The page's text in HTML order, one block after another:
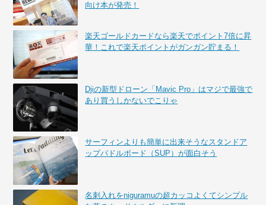
向け本が発売！
楽天ゴールドカードなら楽天でポイント7倍に昇
華！これで楽天ポイントがガンガン貯まる！
Djiの新型ドローン「Mavic Pro」はマジで最強で
あり買うしかないでこりゃ
サーフィンよりも簡単に出来そうなスタンドア
ップパドルボード（SUP）が面白そう
名刺入れをniguramuの超カッコよくてシンプル